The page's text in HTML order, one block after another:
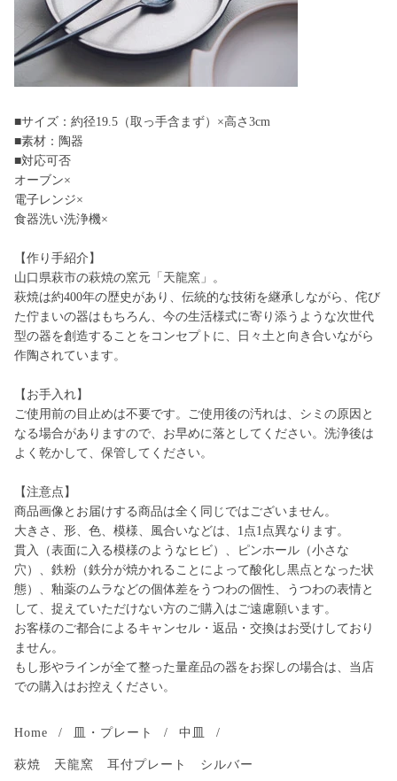
■サイズ：約径19.5（取っ手含まず）×高さ3cm
■素材：陶器
■対応可否
オーブン×
電子レンジ×
食器洗い洗浄機×
【作り手紹介】
山口県萩市の萩焼の窯元「天龍窯」。
萩焼は約400年の歴史があり、伝統的な技術を継承しながら、侘び
た佇まいの器はもちろん、今の生活様式に寄り添うような次世代
型の器を創造することをコンセプトに、日々土と向き合いながら
作陶されています。
【お手入れ】
ご使用前の目止めは不要です。ご使用後の汚れは、シミの原因と
なる場合がありますので、お早めに落としてください。洗浄後は
よく乾かして、保管してください。
【注意点】
商品画像とお届けする商品は全く同じではございません。
大きさ、形、色、模様、風合いなどは、1点1点異なります。
貫入（表面に入る模様のようなヒビ）、ピンホール（小さな
穴）、鉄粉（鉄分が焼かれることによって酸化し黒点となった状
態）、釉薬のムラなどの個体差をうつわの個性、うつわの表情と
して、捉えていただけない方のご購入はご遠慮願います。
お客様のご都合によるキャンセル・返品・交換はお受けしており
ません。
もし形やラインが全て整った量産品の器をお探しの場合は、当店
での購入はお控えください。
Home / 皿・プレート / 中皿 /
萩焼 天龍窯 耳付プレート シルバー